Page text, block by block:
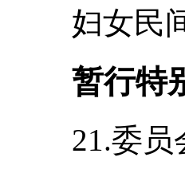
妇女民
暂行特
21.委